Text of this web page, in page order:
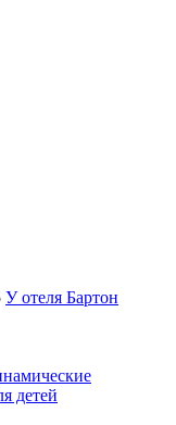
У отеля Бартон
детей